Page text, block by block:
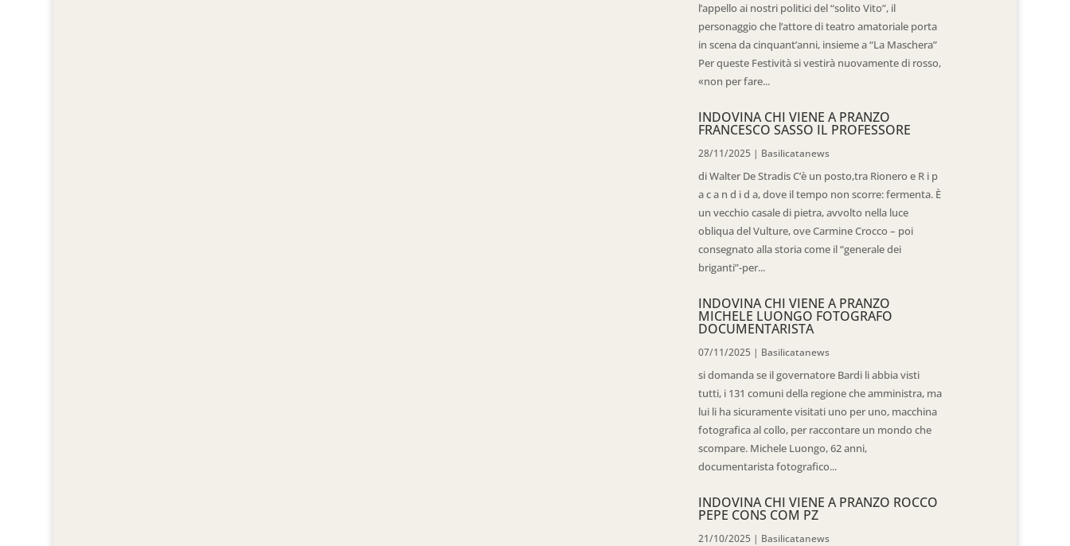
l’appello ai nostri politici del “solito Vito”, il
personaggio che l’attore di teatro amatoriale porta
in scena da cinquant’anni, insieme a “La Maschera”
Per queste Festività si vestirà nuovamente di rosso,
«non per fare...
INDOVINA CHI VIENE A PRANZO
FRANCESCO SASSO IL PROFESSORE
28/11/2025 | Basilicatanews
di Walter De Stradis C’è un posto,tra Rionero e R i p
a c a n d i d a, dove il tempo non scorre: fermenta. È
un vecchio casale di pietra, avvolto nella luce
obliqua del Vulture, ove Carmine Crocco – poi
consegnato alla storia come il “generale dei
briganti”-per...
INDOVINA CHI VIENE A PRANZO
MICHELE LUONGO FOTOGRAFO
DOCUMENTARISTA
07/11/2025 | Basilicatanews
si domanda se il governatore Bardi li abbia visti
tutti, i 131 comuni della regione che amministra, ma
lui li ha sicuramente visitati uno per uno, macchina
fotografica al collo, per raccontare un mondo che
scompare. Michele Luongo, 62 anni,
documentarista fotografico...
INDOVINA CHI VIENE A PRANZO ROCCO
PEPE CONS COM PZ
21/10/2025 | Basilicatanews